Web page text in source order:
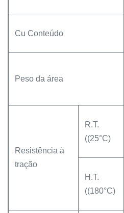
Cu Conteúdo
Peso da área
Resistência à
tração
R.T.
((25°C)
H.T.
((180°C)